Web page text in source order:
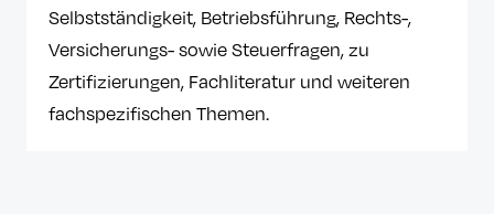
Selbstständigkeit, Betriebsführung, Rechts-,
Versicherungs- sowie Steuerfragen, zu
Zertifizierungen, Fachliteratur und weiteren
fachspezifischen Themen.